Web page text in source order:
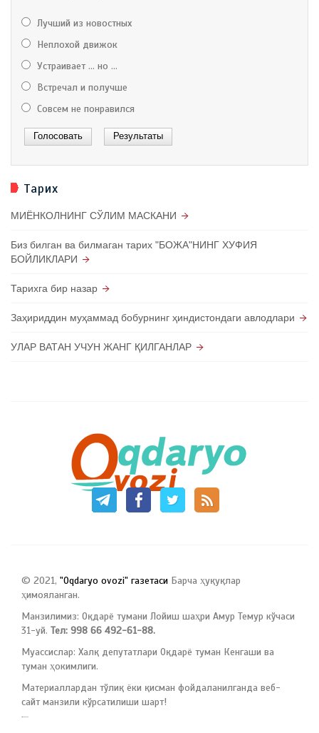
Лучший из новостных
Неплохой движок
Устраивает ... но ...
Встречал и получше
Совсем не понравился
Тарих
МИЁНКОЛНИНГ СЎЛИМ МАСКАНИ
Биз билган ва билмаган тарих "БОЖА"НИНГ ХУФИЯ
БОЙЛИКЛАРИ
Тарихга бир назар
Заҳириддин муҳаммад бобурнинг ҳиндистондаги авлодлари
УЛАР ВАТАН УЧУН ЖАНГ ҚИЛГАНЛАР
© 2021, "Oqdaryo ovozi" газетаси Барча ҳуқуқлар
ҳимояланган.
Манзилимиз: Оқдарё тумани Лойиш шаҳри Амур Темур кўчаси
31-уй. Тел: 998 66 492-61-88.
Муассислар: Халқ депутатлари Оқдарё туман Кенгаши ва
туман ҳокимлиги.
Материаллардан тўлиқ ёки қисман фойдаланилганда веб-
сайт манзили кўрсатилиши шарт!